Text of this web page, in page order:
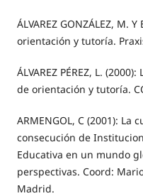
ÁLVAREZ GONZÁLEZ, M.
orientación y tutoría.
ÁLVAREZ PÉREZ, L.
de orientación y tutoría.
ARMENGOL, C (2001):
consecución de
Educativa en un mundo
perspectivas. Coord:
Madrid.